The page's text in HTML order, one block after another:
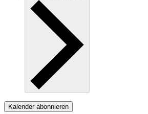
Kalender abonnieren